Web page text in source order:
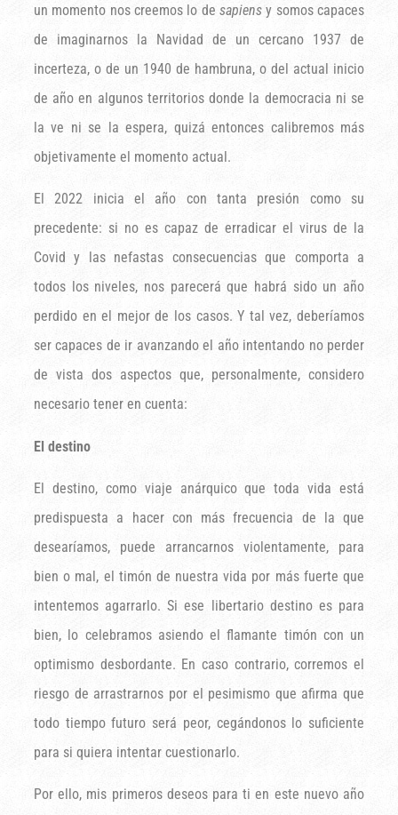
un momento nos creemos lo de sapiens y somos capaces
de imaginarnos la Navidad de un cercano 1937 de
incerteza, o de un 1940 de hambruna, o del actual inicio
de año en algunos territorios donde la democracia ni se
la ve ni se la espera, quizá entonces calibremos más
objetivamente el momento actual.
El 2022 inicia el año con tanta presión como su
precedente: si no es capaz de erradicar el virus de la
Covid y las nefastas consecuencias que comporta a
todos los niveles, nos parecerá que habrá sido un año
perdido en el mejor de los casos. Y tal vez, deberíamos
ser capaces de ir avanzando el año intentando no perder
de vista dos aspectos que, personalmente, considero
necesario tener en cuenta:
El destino
El destino, como viaje anárquico que toda vida está
predispuesta a hacer con más frecuencia de la que
desearíamos, puede arrancarnos violentamente, para
bien o mal, el timón de nuestra vida por más fuerte que
intentemos agarrarlo. Si ese libertario destino es para
bien, lo celebramos asiendo el flamante timón con un
optimismo desbordante. En caso contrario, corremos el
riesgo de arrastrarnos por el pesimismo que afirma que
todo tiempo futuro será peor, cegándonos lo suficiente
para si quiera intentar cuestionarlo.
Por ello, mis primeros deseos para ti en este nuevo año